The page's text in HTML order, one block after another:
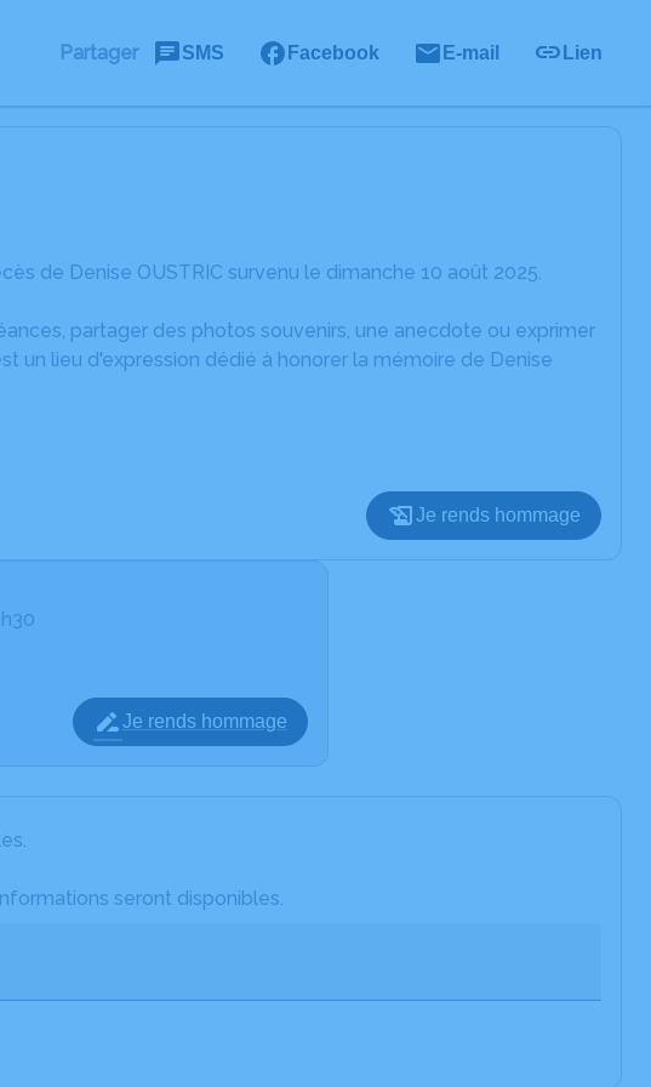
Partager SMS Facebook E-mail Lien
de Denise OUSTRIC survenu le dimanche 10 août 2025.
partager des photos souvenirs, une anecdote ou exprimer
un lieu d'expression dédié à honorer la mémoire de Denise
Je rends hommage
Je rends hommage
seront disponibles.